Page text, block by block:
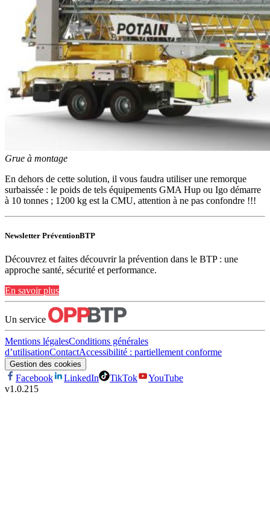
Grue à montage
En dehors de cette solution, il vous faudra utiliser une remorque
surbaissée : le poids de tels équipements GMA Hup ou Igo démarre
à 10 tonnes ; 1200 kg est la CMU, attention à ne pas confondre !!!
Newsletter PréventionBTP
Découvrez et faites découvrir la prévention dans le BTP : une
approche santé, sécurité et performance.
En savoir plus
Un service
Mentions légalesConditions générales
d’utilisationContactAccessibilité : partiellement conforme
Gestion des cookies
Facebook LinkedIn TikTok
YouTube
v1.0.215